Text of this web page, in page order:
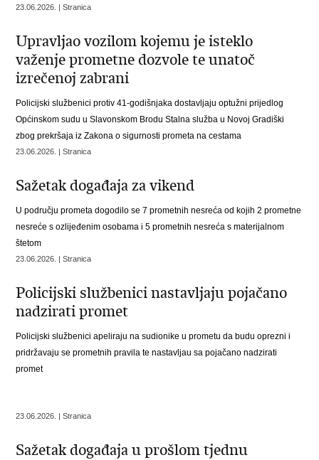
23.06.2026. | Stranica
Upravljao vozilom kojemu je isteklo
važenje prometne dozvole te unatoč
izrečenoj zabrani
Policijski službenici protiv 41-godišnjaka dostavljaju optužni prijedlog
Općinskom sudu u Slavonskom Brodu Stalna služba u Novoj Gradiški
zbog prekršaja iz Zakona o sigurnosti prometa na cestama
23.06.2026. | Stranica
Sažetak događaja za vikend
U području prometa dogodilo se 7 prometnih nesreća od kojih 2 prometne
nesreće s ozlijeđenim osobama i 5 prometnih nesreća s materijalnom
štetom
23.06.2026. | Stranica
Policijski službenici nastavljaju pojačano
nadzirati promet
Policijski službenici apeliraju na sudionike u prometu da budu oprezni i
pridržavaju se prometnih pravila te nastavljau sa pojačano nadzirati
promet
23.06.2026. | Stranica
Sažetak događaja u prošlom tjednu